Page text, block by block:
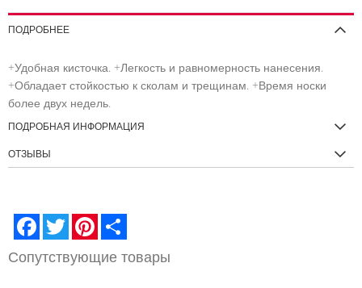
ПОДРОБНЕЕ
+Удобная кисточка. +Легкость и равномерность нанесения.
+Обладает стойкостью к сколам и трещинам. +Время носки
более двух недель.
ПОДРОБНАЯ ИНФОРМАЦИЯ
ОТЗЫВЫ
Facebook
Twitter Pinterest
Сопутствующие товары